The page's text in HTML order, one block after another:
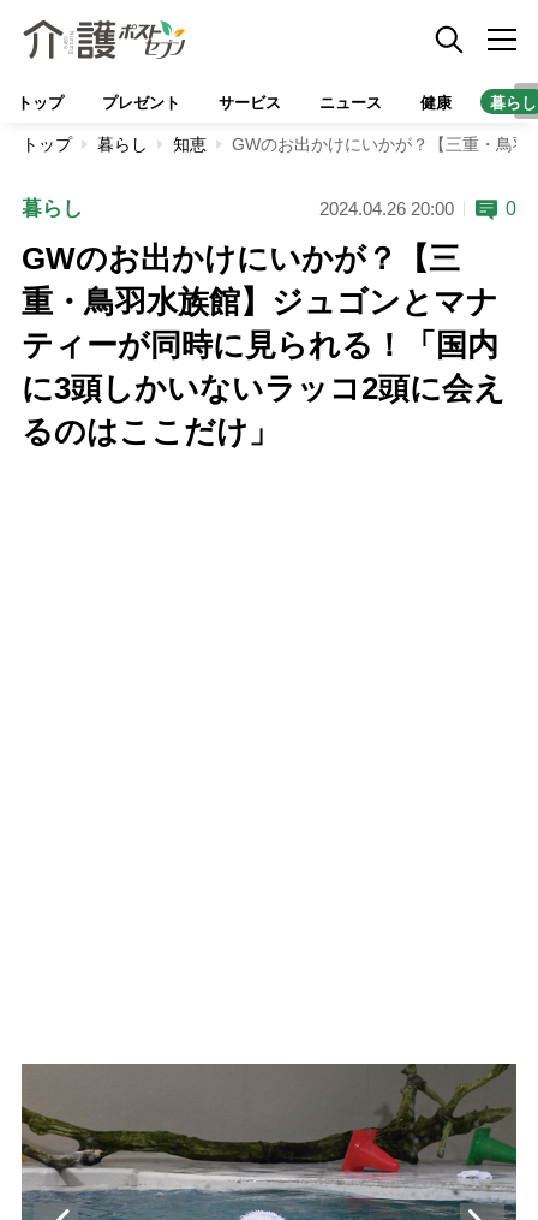
トップ プレゼント サービス ニュース 健康 暮らし
トップ 暮らし 知恵 GWのお出かけにいかが？【三重・鳥
暮らし 2024.04.26 20:00 0
GWのお出かけにいかが？【三
重・鳥羽水族館】ジュゴンとマナ
ティーが同時に見られる！「国内
に3頭しかいないラッコ2頭に会え
るのはここだけ」